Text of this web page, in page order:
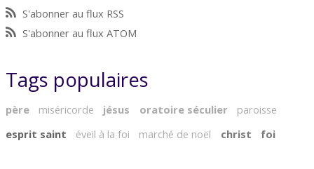
S'abonner au flux RSS
S'abonner au flux ATOM
Tags populaires
père miséricorde jésus oratoire séculier
paroisse
esprit saint
éveil à la foi marché de noël christ foi